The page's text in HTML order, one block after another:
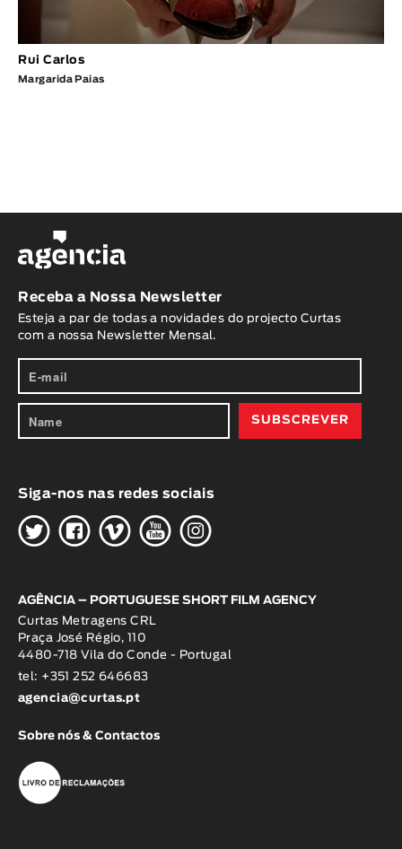
Rui Carlos
Margarida Paias
Receba a Nossa Newsletter
Esteja a par de todas a novidades do projecto Curtas
com a nossa Newsletter Mensal.
Siga-nos nas redes sociais
HGWOK
AGÊNCIA – PORTUGUESE SHORT FILM AGENCY
Curtas Metragens CRL
Praça José Régio, 110
4480-718 Vila do Conde - Portugal
tel: +351 252 646683
agencia@curtas.pt
Sobre nós & Contactos